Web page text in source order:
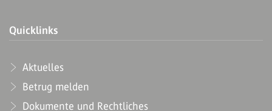
Quicklinks
Aktuelles
Betrug melden
Dokumente und Rechtliches